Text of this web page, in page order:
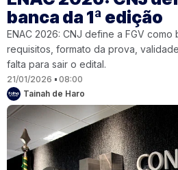
banca da 1ª edição
ENAC 2026: CNJ define a FGV como
requisitos, formato da prova,
falta para sair o edital.
21/01/2026
08:00
Tainah de Haro